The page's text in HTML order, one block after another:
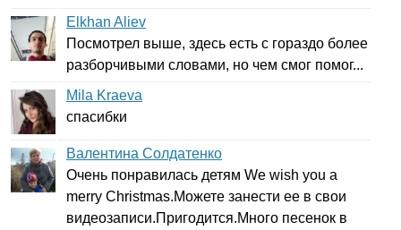
Elkhan Aliev
Посмотрел выше, здесь есть с гораздо более
разборчивыми словами, но чем смог помог...
Mila Kraeva
спасибки
Валентина Солдатенко
Очень понравилась детям We wish you a
merry Christmas.Можете занести ее в свои
видеозаписи.Пригодится.Много песенок в